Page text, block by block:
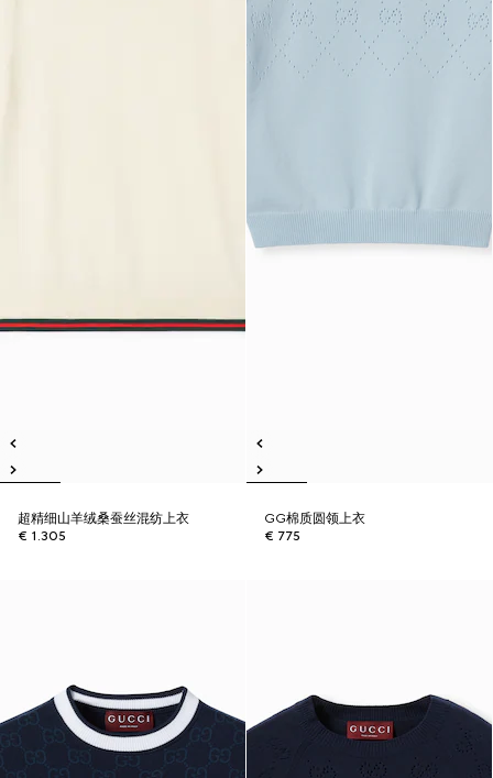
超精细山羊绒桑蚕丝混纺上衣
€ 1.305
GG棉质圆领上衣
€ 775